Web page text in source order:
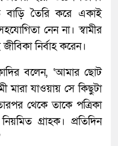
বাড়ি তৈরি করে একাই
নেন না। স্বামীর
নির্বাহ করেন।
বলেন, ‘আমার ছোট
মারা যাওয়ায় সে কিছুটা
থেকে তাকে পত্রিকা
গ্রাহক। প্রতিদিন